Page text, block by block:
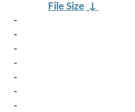
File Size ↓
-
-
-
-
-
-
-